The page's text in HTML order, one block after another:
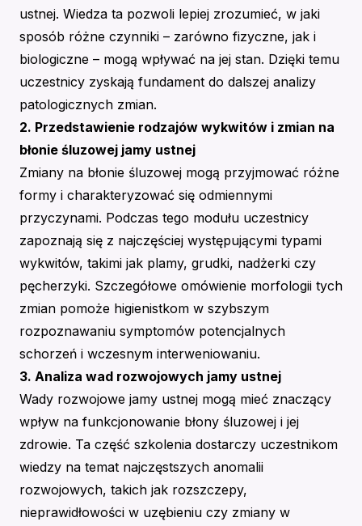
ustnej. Wiedza ta pozwoli lepiej zrozumieć, w jaki
sposób różne czynniki – zarówno fizyczne, jak i
biologiczne – mogą wpływać na jej stan. Dzięki temu
uczestnicy zyskają fundament do dalszej analizy
patologicznych zmian.
2. Przedstawienie rodzajów wykwitów i zmian na
błonie śluzowej jamy ustnej
Zmiany na błonie śluzowej mogą przyjmować różne
formy i charakteryzować się odmiennymi
przyczynami. Podczas tego modułu uczestnicy
zapoznają się z najczęściej występującymi typami
wykwitów, takimi jak plamy, grudki, nadżerki czy
pęcherzyki. Szczegółowe omówienie morfologii tych
zmian pomoże higienistkom w szybszym
rozpoznawaniu symptomów potencjalnych
schorzeń i wczesnym interweniowaniu.
3. Analiza wad rozwojowych jamy ustnej
Wady rozwojowe jamy ustnej mogą mieć znaczący
wpływ na funkcjonowanie błony śluzowej i jej
zdrowie. Ta część szkolenia dostarczy uczestnikom
wiedzy na temat najczęstszych anomalii
rozwojowych, takich jak rozszczepy,
nieprawidłowości w uzębieniu czy zmiany w